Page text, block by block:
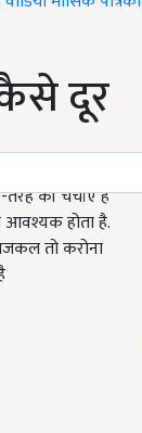
दूर
की चर्चाएं हैं
आवश्यक होता है.
तो करोना